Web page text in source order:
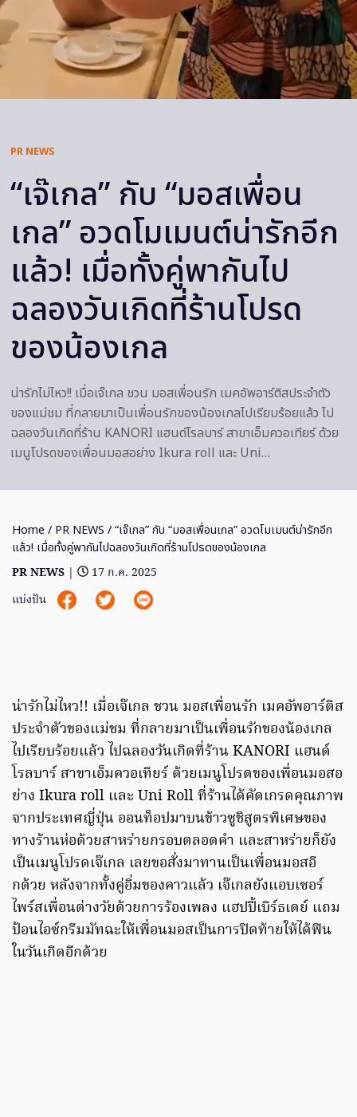
PR NEWS
“เจ๊เกล” กับ “มอสเพื่อน
เกล” อวดโมเมนต์น่ารักอีก
แล้ว! เมื่อทั้งคู่พากันไป
ฉลองวันเกิดที่ร้านโปรด
ของน้องเกล
น่ารักไม่ไหว!! เมื่อเจ๊เกล ชวน มอสเพื่อนรัก เมคอัพอาร์ติสประจำตัว
ของแม่ชม ที่กลายมาเป็นเพื่อนรักของน้องเกลไปเรียบร้อยแล้ว ไป
ฉลองวันเกิดที่ร้าน KANORI แฮนด์โรลบาร์ สาขาเอ็มควอเทียร์ ด้วย
เมนูโปรดของเพื่อนมอสอย่าง Ikura roll และ Uni…
Home / PR NEWS / “เจ๊เกล” กับ “มอสเพื่อนเกล” อวดโมเมนต์น่ารักอีก
แล้ว! เมื่อทั้งคู่พากันไปฉลองวันเกิดที่ร้านโปรดของน้องเกล
PR NEWS |
17 ก.ค. 2025
แบ่งปัน
น่ารักไม่ไหว!! เมื่อเจ๊เกล ชวน มอสเพื่อนรัก เมคอัพอาร์ติส
ประจำตัวของแม่ชม ที่กลายมาเป็นเพื่อนรักของน้องเกล
ไปเรียบร้อยแล้ว ไปฉลองวันเกิดที่ร้าน KANORI แฮนด์
โรลบาร์ สาขาเอ็มควอเทียร์ ด้วยเมนูโปรดของเพื่อนมอสอ
ย่าง Ikura roll และ Uni Roll ที่ร้านได้คัดเกรดคุณภาพ
จากประเทศญี่ปุ่น ออนท็อปมาบนข้าวซูชิสูตรพิเศษของ
ทางร้านห่อด้วยสาหร่ายกรอบตลอดคำ และสาหร่ายก็ยัง
เป็นเมนูโปรดเจ๊เกล เลยขอสั่งมาทานเป็นเพื่อนมอสอี
กด้วย หลังจากทั้งคู่อิ่มของคาวแล้ว เจ๊เกลยังแอบเซอร์
ไพร์สเพื่อนต่างวัยด้วยการร้องเพลง แฮปปี้เบิร์ธเดย์ แถม
ป้อนไอซ์กรีมมัทฉะให้เพื่อนมอสเป็นการปิดท้ายให้ได้ฟิน
ในวันเกิดอีกด้วย